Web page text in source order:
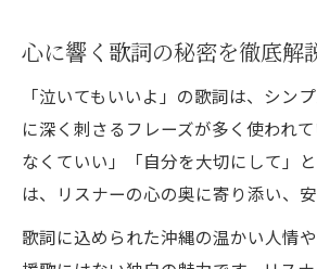
心に響く歌詞の秘密を徹底解
「泣いてもいいよ」の歌詞は、シン
に深く刺さるフレーズが多く使われ
なくていい」「自分を大切にして」
は、リスナーの心の奥に寄り添い、安
歌詞に込められた沖縄の温かい人情